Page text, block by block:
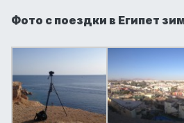
Фото с поездки в Египет